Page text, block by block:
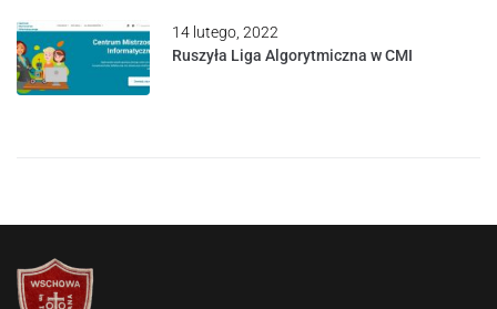
14 lutego, 2022
Ruszyła Liga Algorytmiczna w CMI